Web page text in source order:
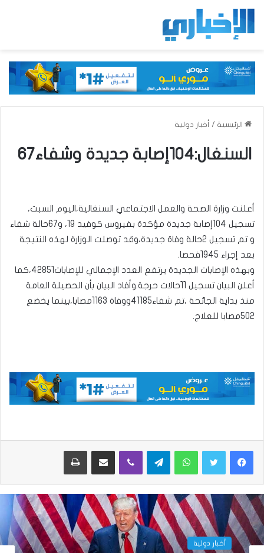
الرئيسية / أخبار دولية
السنغال:104إصابة جديدة وشفاء67
أعلنت وزارة الصحة والعمل الاجتماعي السنغالية،اليوم السبت،
تسجيل 104إصابة جديدة مؤكدة بفيروس كوفيد 19، و67حالة شفاء
و تم تسجيل 2حالة وفاة جديدة،وقد توصلت الوزارة لهذه النتيجة
بعد إجراء 1945فحصا.
وبهذه الإصابات الجديدة يرتفع العدد الإجمالي للإصابات42851،كما
أعلن البيان تسجيل 11حالات حرجة.وأفاد البيان بأن الحصيلة العامة
منذ بداية الجائحة ،تم شفاء41185ووفاة 1163مصابا،بينما يخضع
502مصابا للعلاج.
واتساب تيلقرام ڤايبر مشاركة عبر البريد طباعة
أخبار دولية